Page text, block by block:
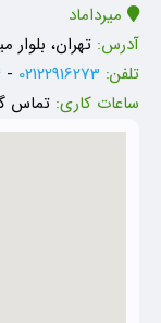
میرداماد
آدرس: تهران، بلوار
تلفن: 02122916273
-
ساعات کاری: تماس